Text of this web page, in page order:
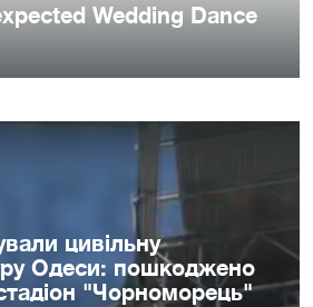
цивільну
Одеси: пошкоджено
"Чорноморець"